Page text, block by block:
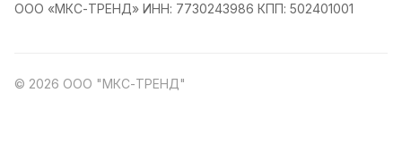
ООО «МКС-ТРЕНД» ИНН: 7730243986 КПП: 502401001
© 2026 ООО "МКС-ТРЕНД"